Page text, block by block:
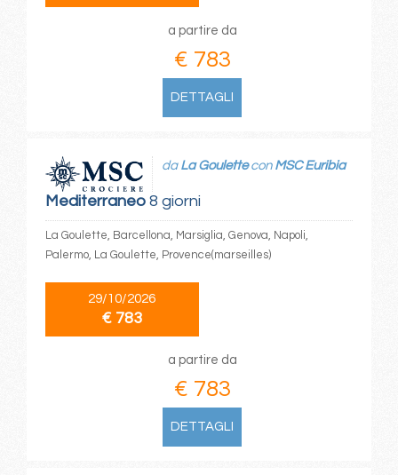
a partire da
€ 783
DETTAGLI
Mediterraneo8 giorni
da La Goulettecon MSC Euribia
La Goulette, Barcellona, Marsiglia, Genova, Napoli,
Palermo, La Goulette, Provence(marseilles)
29/10/2026
€ 783
a partire da
€ 783
DETTAGLI